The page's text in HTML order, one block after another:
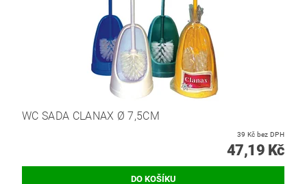
WC SADA CLANAX Ø 7,5CM
39 Kč bez DPH
47,19 Kč